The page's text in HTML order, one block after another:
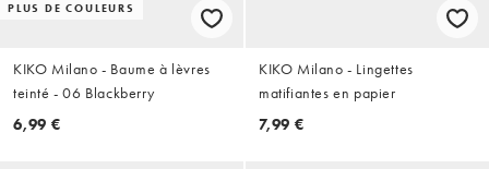
PLUS DE COULEURS
KIKO Milano - Baume à lèvres
teinté - 06 Blackberry
6,99 €
KIKO Milano - Lingettes
matifiantes en papier
7,99 €